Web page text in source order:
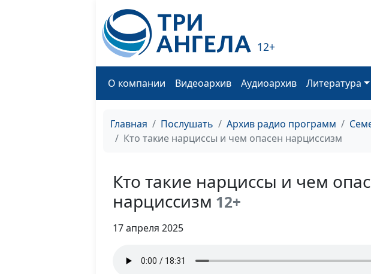
12+
О компании Видеоархив Аудиоархив Литература
Главная Послушать Архив радио программ
Кто такие нарциссы и чем опасен нарциссизм
Кто такие нарциссы и чем
нарциссизм 12+
17 апреля 2025